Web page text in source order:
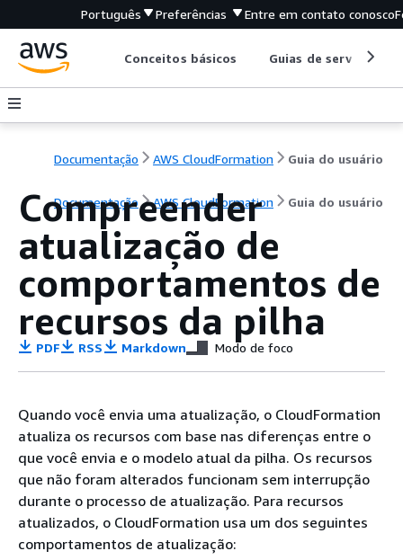
Português Preferências Entre em contato conosco
Conceitos básicos Guias de serviço
Documentação AWS CloudFormation Guia do usuário
Documentação AWS CloudFormation Guia do usuário
Compreender
atualização de
comportamentos de
recursos da pilha
PDF RSS Markdown Modo de foco
Quando você envia uma atualização, o CloudFormation
atualiza os recursos com base nas diferenças entre o
que você envia e o modelo atual da pilha. Os recursos
que não foram alterados funcionam sem interrupção
durante o processo de atualização. Para recursos
atualizados, o CloudFormation usa um dos seguintes
comportamentos de atualização: